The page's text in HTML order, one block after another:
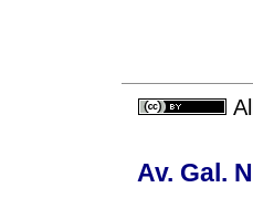
Av. Gal.